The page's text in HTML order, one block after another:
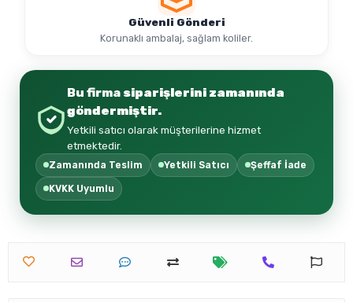
Güvenli Gönderi
Korunaklı ambalaj, sağlam koliler.
Bu firma siparişlerini zamanında
göndermiştir.
Yetkili satıcı olarak müşterilerine hizmet
etmektedir.
Zamanında Teslim Yetkili Satıcı Şeffaf İade
KVKK Uyumlu